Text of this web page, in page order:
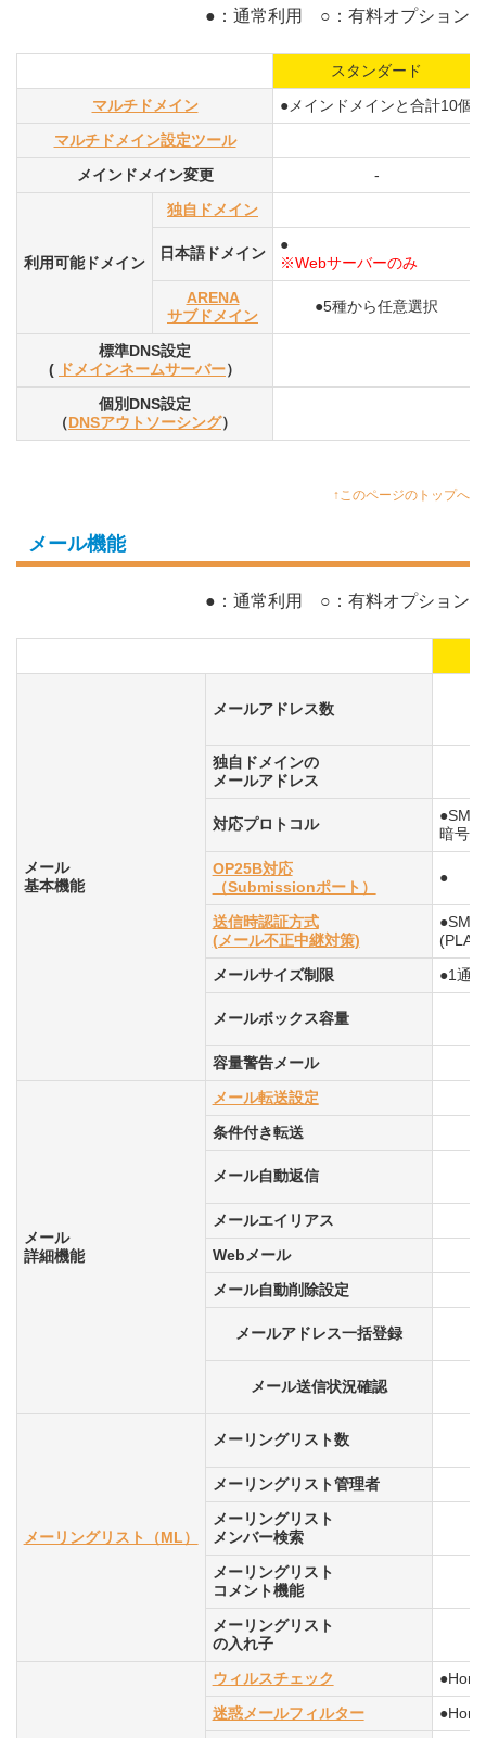
●：通常利用 ○：有料オプション
スタンダード
マルチドメイン
●メインドメインと合計10個
マルチドメイン設定ツール
メインドメイン変更
-
利用可能ドメイン
独自ドメイン
日本語ドメイン
●
※Webサーバーのみ
ARENA
サブドメイン
●5種から任意選択
標準DNS設定
( ドメインネームサーバー）
個別DNS設定
（DNSアウトソーシング）
↑このページのトップへ
メール機能
●：通常利用 ○：有料オプション
メール
基本機能
メールアドレス数
独自ドメインの
メールアドレス
対応プロトコル
暗号
OP25B対応
（Submissionポート）
●
送信時認証方式
(メール不正中継対策)
メールサイズ制限
●1通
メールボックス容量
容量警告メール
メール
詳細機能
メール転送設定
条件付き転送
メール自動返信
メールエイリアス
Webメール
メール自動削除設定
メールアドレス一括登録
メール送信状況確認
メーリングリスト（ML）
メーリングリスト数
メーリングリスト管理者
メーリングリスト
メンバー検索
メーリングリスト
コメント機能
メーリングリスト
の入れ子
ウィルスチェック
迷惑メールフィルター